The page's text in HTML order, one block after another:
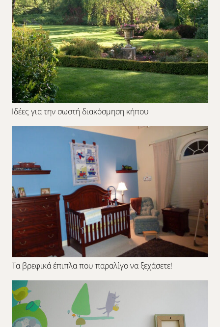
Ιδέες για την σωστή διακόσμηση κήπου
Τα βρεφικά έπιπλα που παραλίγο να ξεχάσετε!